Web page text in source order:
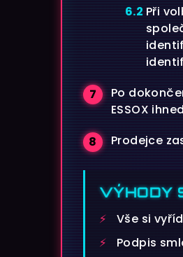
Při
Po
ESSOX
Prodejce
VÝHODY
Vše si
Podpis